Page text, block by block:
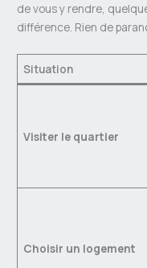
de vous y rendre,
différence. Rien de
Situation
Visiter le quartier
Choisir un logement